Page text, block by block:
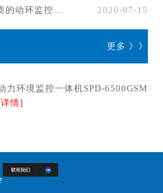
以广东地区为切入点，选择优质的动环监控系统厂家
2026-07-15
更多 》》
力环境监控一体机SPD-6500GSM
情]